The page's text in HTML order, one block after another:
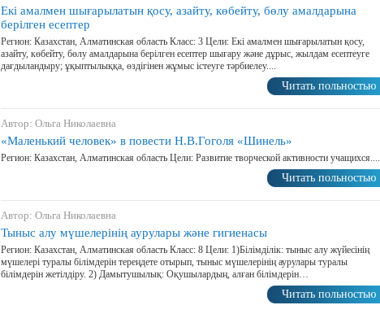
Екі амалмен шығарылатын қосу, азайту, көбейту, бөлу амалдарына
берілген есептер
Регион: Казахстан, Алматинская область Класс: 3 Цели: Екі амалмен шығарылатын қосу,
азайту, көбейту, бөлу амалдарына берілген есептер шығару және дұрыс, жылдам есептеуге
дағдыландыру; ұқыптылыққа, өздігінен жұмыс істеуге тәрбиелеу....
Читать польностью
Автор: Ольга Николаевна
«Маленький человек» в повести Н.В.Гоголя «Шинель»
Регион: Казахстан, Алматинская область Цели: Развитие творческой активности учащихся....
Читать польностью
Автор: Ольга Николаевна
Тыныс алу мүшелерінің аурулары және гигиенасы
Регион: Казахстан, Алматинская область Класс: 8 Цели: 1)Білімділік: тыныс алу жүйесінің
мүшелері туралы білімдерін тереңдете отырып, тыныс мүшелерінің аурулары туралы
білімдерін жетілдіру. 2) Дамытушылық: Оқушылардың, алған білімдерін…
Читать польностью